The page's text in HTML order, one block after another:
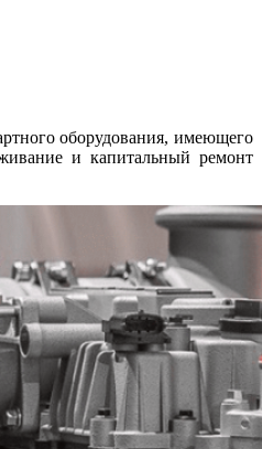
оборудования, имеющего
и капитальный ремонт